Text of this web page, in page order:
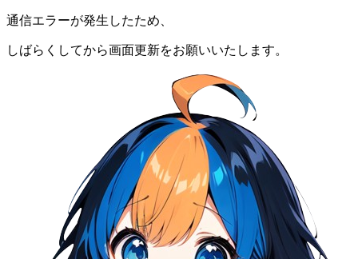
通信エラーが発生したため、
しばらくしてから画面更新をお願いいたします。